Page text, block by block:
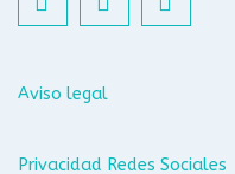
Aviso legal
Privacidad Redes Sociales